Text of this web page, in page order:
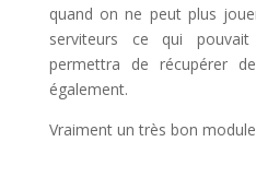
quand on ne peut plus
serviteurs ce qui
permettra de récupérer
également.
Vraiment un très bon